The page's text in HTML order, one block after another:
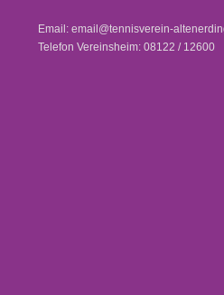
Email: email@tennisverein-
Telefon Vereinsheim: 08122 / 12600